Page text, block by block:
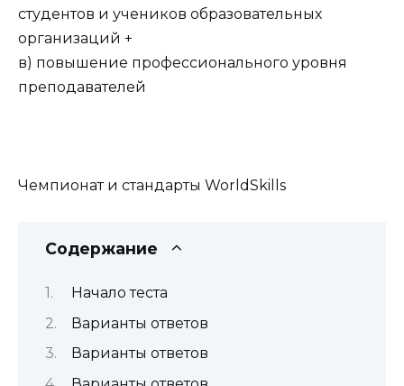
студентов и учеников образовательных
организаций +
в) повышение профессионального уровня
преподавателей
Чемпионат и стандарты WorldSkills
Содержание
Начало теста
Варианты ответов
Варианты ответов